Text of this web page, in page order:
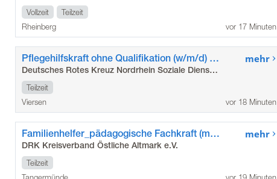
Vollzeit
Teilzeit
Rheinberg
vor 17 Minuten
Pflegehilfskraft ohne Qualifikation (w/m/d) Teilzeit – Ambulante Dienste Brüggen / Bracht
Deutsches Rotes Kreuz Nordrhein Soziale Dienste gGmbH
Teilzeit
Viersen
mehr
vor 18 Minuten
Familienhelfer_pädagogische Fachkraft (m/w/d)_KJH Tangermünde
DRK Kreisverband Östliche Altmark e.V.
Teilzeit
mehr